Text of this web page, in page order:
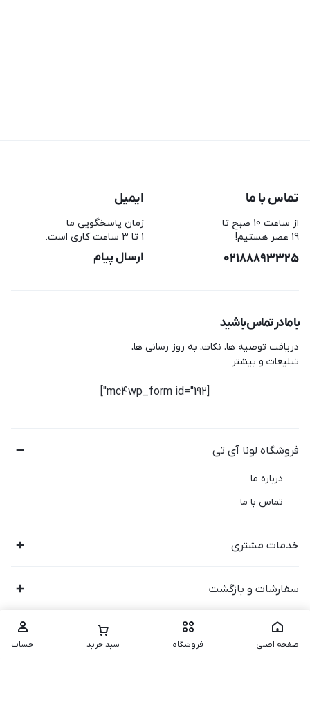
تماس با ما
از ساعت 10 صبح تا
19 عصر هستیم!
02188893325
ایمیل
زمان پاسخگویی ما
1 تا 3 ساعت کاری است.
ارسال پیام
با ما در تماس باشید
دریافت توصیه ها، نکات، به روز رسانی ها،
تبلیغات و بیشتر
[mc4wp_form id="192"]
فروشگاه لونا آی تی
درباره ما
تماس با ما
خدمات مشتری
سفارشات و بازگشت
صفحه اصلی فروشگاه سبد خرید حساب